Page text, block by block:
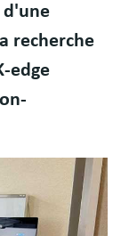
d'une
recherche
edge